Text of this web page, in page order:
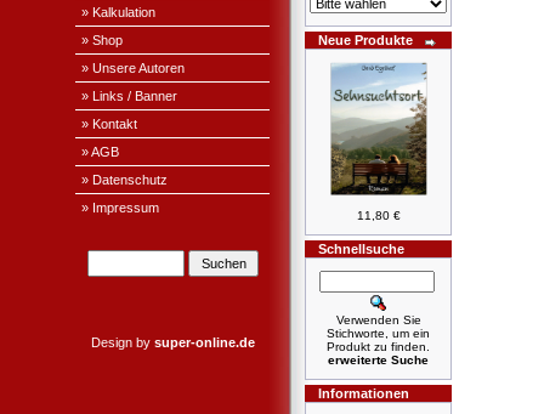
» Kalkulation
» Shop
» Unsere Autoren
» Links / Banner
» Kontakt
» AGB
» Datenschutz
» Impressum
Design by super-online.de
Neue Produkte
11,80 €
Schnellsuche
Verwenden Sie
Stichworte, um ein
Produkt zu finden.
erweiterte Suche
Informationen